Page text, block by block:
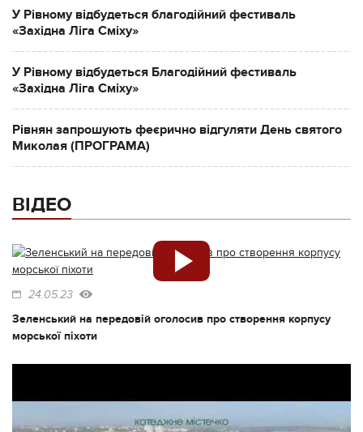
У Рівному відбудеться благодійний фестиваль
«Західна Ліга Сміху»
У Рівному відбудеться Благодійний фестиваль
«Західна Ліга Сміху»
Рівнян запрошують феєрично відгуляти День святого
Миколая (ПРОГРАМА)
ВІДЕО
24.05.23
Зеленський на передовій оголосив про створення корпусу
морської піхоти